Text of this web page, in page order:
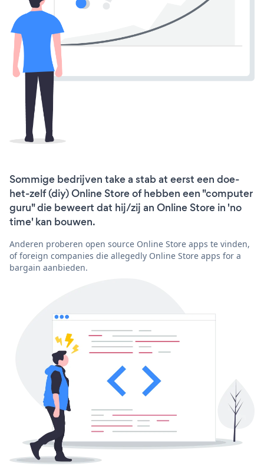
Sommige bedrijven take a stab at eerst een doe-
het-zelf (diy) Online Store of hebben een "computer
guru" die beweert dat hij/zij an Online Store in 'no
time' kan bouwen.
Anderen proberen open source Online Store apps te vinden,
of foreign companies die allegedly Online Store apps for a
bargain aanbieden.